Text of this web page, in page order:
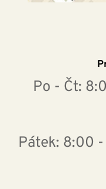
Po - Čt:
Pátek: 8:00